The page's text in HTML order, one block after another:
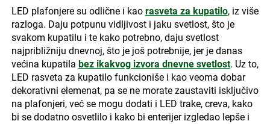
LED plafonjere su odlične i kao rasveta za kupatilo, iz više
razloga. Daju potpunu vidljivost i jaku svetlost, što je
svakom kupatilu i te kako potrebno, daju svetlost
najpribližniju dnevnoj, što je još potrebnije, jer je danas
većina kupatila bez ikakvog izvora dnevne svetlost. Uz to,
LED rasveta za kupatilo funkcioniše i kao veoma dobar
dekorativni elemenat, pa se ne morate zaustaviti isključivo
na plafonjeri, već se mogu dodati i LED trake, creva, kako
bi se dodatno osvetlilo i kako bi enterijer izgledao lepše i